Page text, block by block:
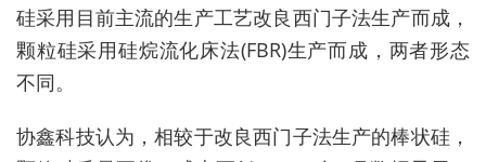
硅采用目前主流的生产工艺改良西门子法生产而成，
颗粒硅采用硅烷流化床法(FBR)生产而成，两者形态
不同。
协鑫科技认为，相较于改良西门子法生产的棒状硅，